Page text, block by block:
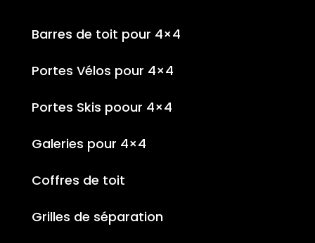
Barres de toit pour 4×4
Portes Vélos pour 4×4
Portes Skis poour 4×4
Galeries pour 4×4
Coffres de toit
Grilles de séparation